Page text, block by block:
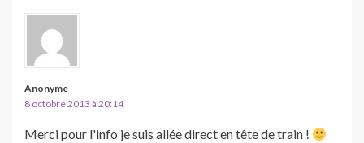
Anonyme
8 octobre 2013 à 20:14
Merci pour l'info je suis allée direct en tête de train !